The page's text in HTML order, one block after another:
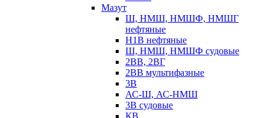
Мазут
Ш, НМШ, НМШФ, НМШГ
нефтяные
Н1В нефтяные
Ш, НМШ, НМШФ судовые
2ВВ, 2ВГ
2ВВ мультифазные
3В
АС-Ш, АС-НМШ
3В судовые
КВ